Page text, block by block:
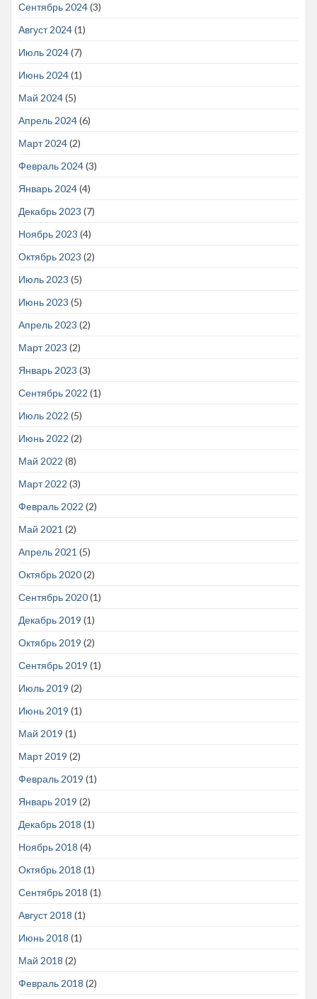
Сентябрь 2024(3)
Август 2024(1)
Июль 2024(7)
Июнь 2024(1)
Май 2024(5)
Апрель 2024(6)
Март 2024(2)
Февраль 2024(3)
Январь 2024(4)
Декабрь 2023 (7)
Ноябрь 2023 (4)
Октябрь 2023 (2)
Июль 2023 (5)
Июнь 2023 (5)
Апрель 2023 (2)
Март 2023 (2)
Январь 2023 (3)
Сентябрь 2022 (1)
Июль 2022 (5)
Июнь 2022 (2)
Май 2022 (8)
Март 2022 (3)
Февраль 2022 (2)
Май 2021 (2)
Апрель 2021 (5)
Октябрь 2020(2)
Сентябрь 2020(1)
Декабрь 2019 (1)
Октябрь 2019 (2)
Сентябрь 2019 (1)
Июль 2019 (2)
Июнь 2019 (1)
Май 2019 (1)
Март 2019 (2)
Февраль 2019 (1)
Январь 2019 (2)
Декабрь 2018 (1)
Ноябрь 2018 (4)
Октябрь 2018 (1)
Сентябрь 2018 (1)
Август 2018 (1)
Июнь 2018 (1)
Май 2018 (2)
Февраль 2018 (2)